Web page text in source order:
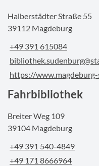
Halberstädter Straße 55
39112 Magdeburg
+49 391 615084
https://
Fahrbibliothek
Breiter Weg 109
39104 Magdeburg
+49 391 540-4849
+49 171 8666964